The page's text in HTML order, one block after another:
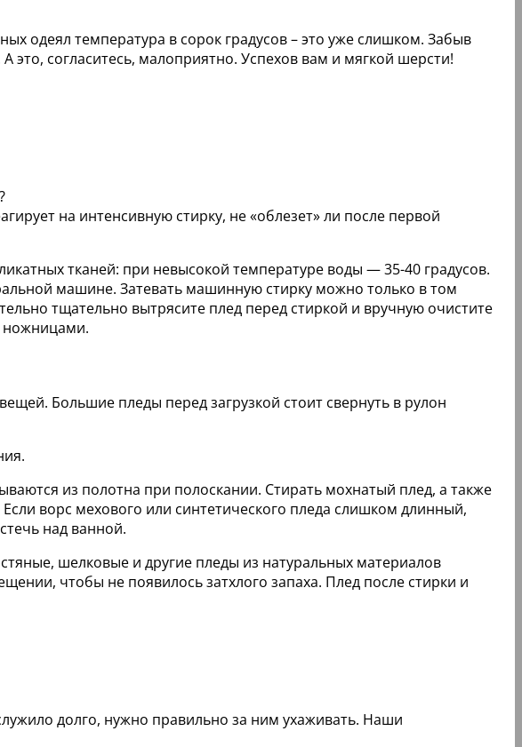
одеял температура в сорок градусов – это уже слишком. Забыв
это, согласитесь, малоприятно. Успехов вам и мягкой шерсти!
на интенсивную стирку, не «облезет» ли после первой
тканей: при невысокой температуре воды — 35-40 градусов.
машине. Затевать машинную стирку можно только в том
тщательно вытрясите плед перед стиркой и вручную очистите
ножницами.
Большие пледы перед загрузкой стоит свернуть в рулон
из полотна при полоскании. Стирать мохнатый плед, а также
ворс мехового или синтетического пледа слишком длинный,
над ванной.
шелковые и другие пледы из натуральных материалов
чтобы не появилось затхлого запаха. Плед после стирки и
долго, нужно правильно за ним ухаживать. Наши